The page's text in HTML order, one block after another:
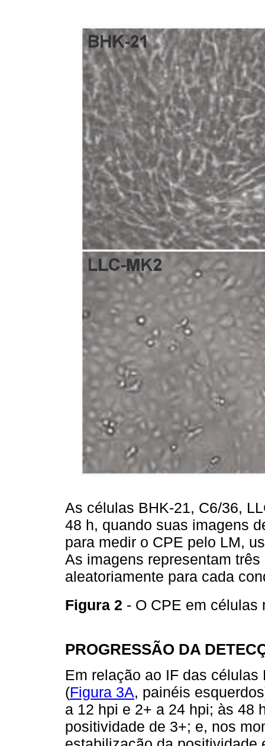
As células BHK-21, C6/36,
48 h, quando suas imagens
para medir o CPE pelo LM,
As imagens representam
aleatoriamente para cada
Figura 2 - O CPE em
PROGRESSÃO DA
Em relação ao IF das
(Figura 3A, painéis
a 12 hpi e 2+ a 24 hpi; às 48
positividade de 3+; e, nos